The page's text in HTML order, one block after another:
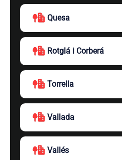
Quesa
Rotglá i Corberá
Torrella
Vallada
Vallés